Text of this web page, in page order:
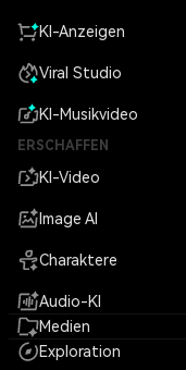
KI-Anzeigen
Viral Studio
KI-Musikvideo
ERSCHAFFEN
KI-Video
Image AI
Charaktere
Audio-KI
Medien
Exploration